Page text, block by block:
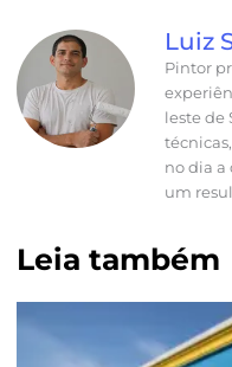
Luiz
Pintor
leste de
no dia a
um
Leia também